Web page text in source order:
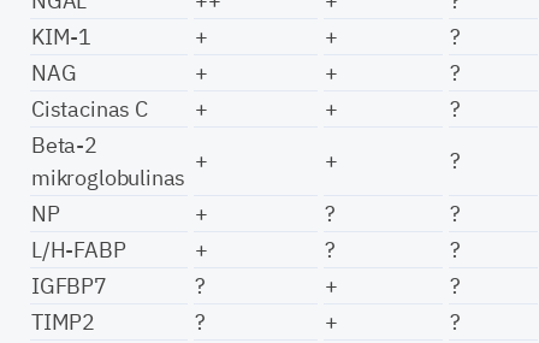
KIM-1
+ +
?
NAG
+ +
?
Cistacinas C
+ +
?
Beta-2
mikroglobulinas
+ +
?
NP
+ ?
?
L/H-FABP
+ ?
?
IGFBP7
? +
?
TIMP2
? +
?